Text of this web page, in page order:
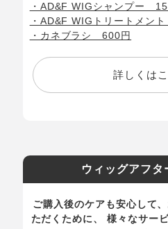
・AD&F WIGシャンプー
・AD&F WIGトリートメン
・カネブラシ 600円
詳しくは
ウィッグアフタ
ご購入後のケアも安心して
ただくために、 様々なサー